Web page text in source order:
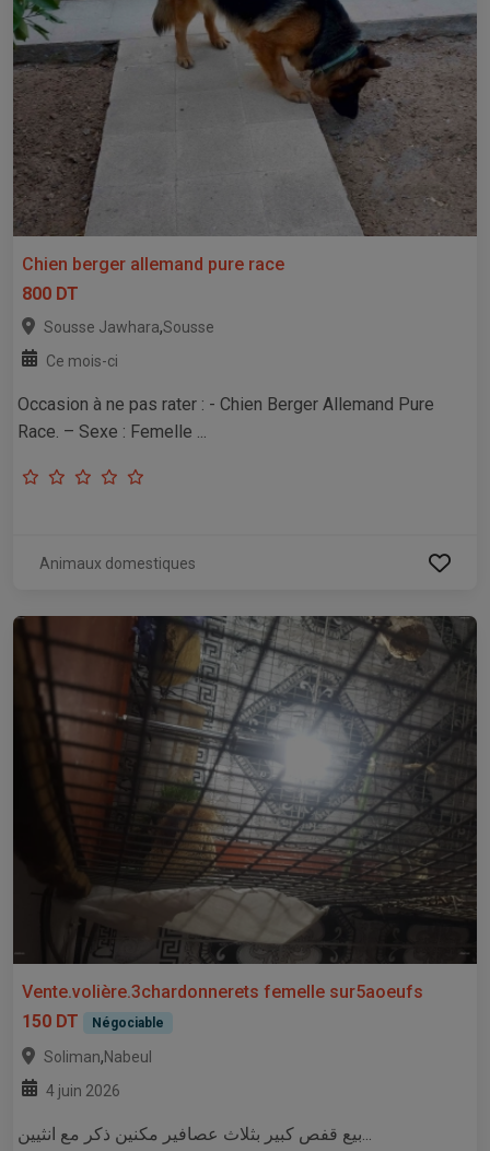
Chien berger allemand pure race
800 DT
Sousse Jawhara,Sousse
Ce mois-ci
Occasion à ne pas rater : - Chien Berger Allemand Pure
Race. – Sexe : Femelle ...
Animaux domestiques
Vente.volière.3chardonnerets femelle sur5aoeufs
150 DT
Négociable
Soliman,Nabeul
4 juin 2026
بيع قفص كبير بثلاث عصافير مكنين ذكر مع انثيين...